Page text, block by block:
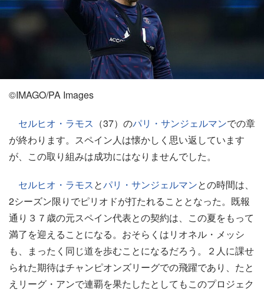
©️IMAGO/PA Images
セルヒオ・ラモス （37）のパリ・サンジェルマンでの章
が終わります。スペイン人は懐かしく思い返しています
が、この取り組みは成功にはなりませんでした。
セルヒオ・ラモスとパリ・サンジェルマンとの時間は、
2シーズン限りでピリオドが打たれることとなった。既報
通り３７歳の元スペイン代表との契約は、この夏をもって
満了を迎えることになる。おそらくはリオネル・メッシ
も、まったく同じ道を歩むことになるだろう。２人に課せ
られた期待はチャンピオンズリーグでの飛躍であり、たと
えリーグ・アンで連覇を果たしたとしてもこのプロジェク